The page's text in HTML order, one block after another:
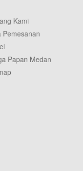
Kami
Pemesanan
Papan Medan